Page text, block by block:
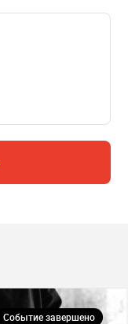
Событие завершено